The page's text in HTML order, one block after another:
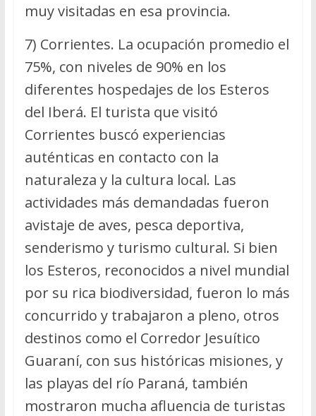
muy visitadas en esa provincia.
7) Corrientes. La ocupación promedio el
75%, con niveles de 90% en los
diferentes hospedajes de los Esteros
del Iberá. El turista que visitó
Corrientes buscó experiencias
auténticas en contacto con la
naturaleza y la cultura local. Las
actividades más demandadas fueron
avistaje de aves, pesca deportiva,
senderismo y turismo cultural. Si bien
los Esteros, reconocidos a nivel mundial
por su rica biodiversidad, fueron lo más
concurrido y trabajaron a pleno, otros
destinos como el Corredor Jesuítico
Guaraní, con sus históricas misiones, y
las playas del río Paraná, también
mostraron mucha afluencia de turistas